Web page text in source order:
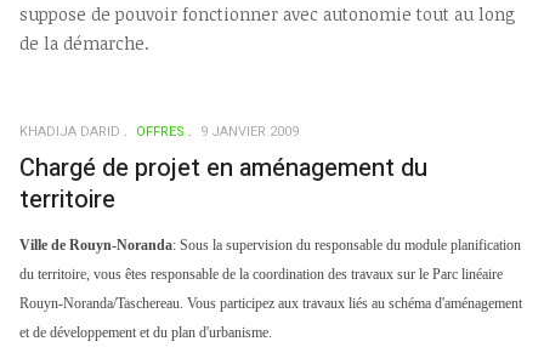
suppose de pouvoir fonctionner avec autonomie tout au long
de la démarche.
KHADIJA DARID OFFRES 9 JANVIER 2009
Chargé de projet en aménagement du
territoire
Ville de Rouyn-Noranda: Sous la supervision du responsable du module planification
du territoire, vous êtes responsable de la coordination des travaux sur le Parc linéaire
Rouyn-Noranda/Taschereau. Vous participez aux travaux liés au schéma d'aménagement
et de développement et du plan d'urbanisme.